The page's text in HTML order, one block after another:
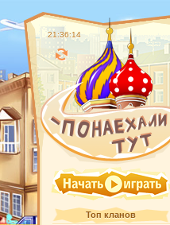
21:36:15
Топ кланов